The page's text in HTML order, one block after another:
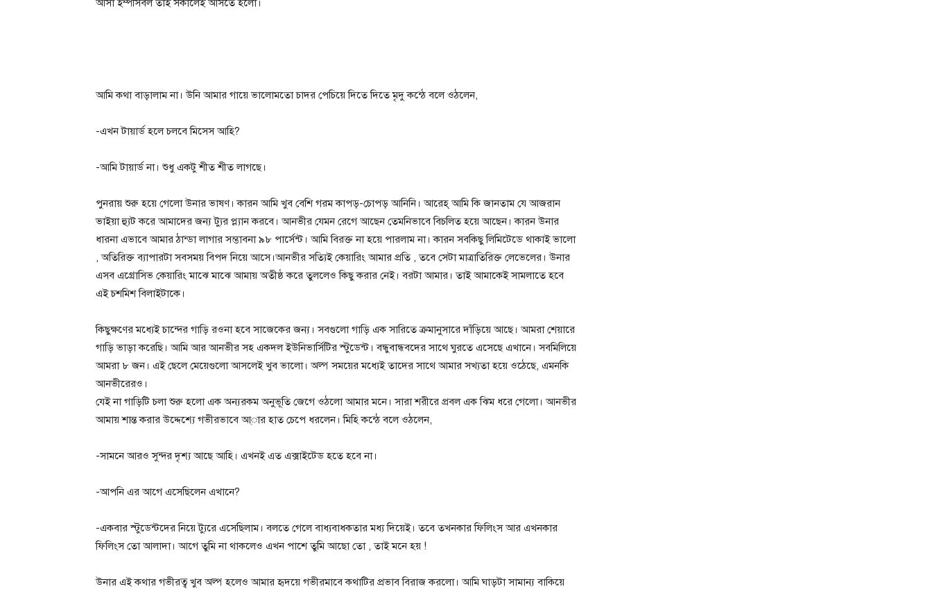
আসা ইম্পসিবল তাই সকালেই আসতে হলো।
আমি কথা বাড়ালাম না। উনি আমার গায়ে ভালোমতো চাদর পেচিয়ে দিতে দিতে মৃদু কন্ঠে বলে ওঠলেন,
-এখন টায়ার্ড হলে চলবে মিসেস আহি?
-আমি টায়ার্ড না। শুধু একটু শীত শীত লাগছে।
পুনরায় শুরু হয়ে গেলো উনার ভাষণ। কারন আমি খুব বেশি গরম কাপড়-চোপড় আনিনি। আরেহ্ আমি কি জানতাম যে আজরান
ভাইয়া হ্যুট করে আমাদের জন্য ট্যুর প্ল্যান করবে। আনভীর যেমন রেগে আছেন তেমনিভাবে বিচলিত হয়ে আছেন। কারন উনার
ধারনা এভাবে আমার ঠান্ডা লাগার সম্ভাবনা ৯৮ পার্সেন্ট। আমি বিরক্ত না হয়ে পারলাম না। কারন সবকিছু লিমিটেডে থাকাই ভালো
, অতিরিক্ত ব্যাপারটা সবসময় বিপদ নিয়ে আসে।আনভীর সত্যিই কেয়ারিং আমার প্রতি , তবে সেটা মাত্রাতিরিক্ত লেভেলের। উনার
এসব এগ্রোসিভ কেয়ারিং মাঝে মাঝে আমায় অতীষ্ঠ করে তুললেও কিছু করার নেই। বরটা আমার। তাই আমাকেই সামলাতে হবে
এই চশমিশ বিলাইটাকে।
কিছুক্ষণের মধ্যেই চান্দের গাড়ি রওনা হবে সাজেকের জন্য। সবগুলো গাড়ি এক সারিতে ক্রমানুসারে দাঁড়িয়ে আছে। আমরা শেয়ারে
গাড়ি ভাড়া করেছি। আমি আর আনভীর সহ একদল ইউনিভার্সিটির স্টুডেন্ট। বন্ধুবান্ধবদের সাথে ঘুরতে এসেছে এখানে। সবমিলিয়ে
আমরা ৮ জন। এই ছেলে মেয়েগুলো আসলেই খুব ভালো। অল্প সময়ের মধ্যেই তাদের সাথে আমার সখ্যতা হয়ে ওঠেছে, এমনকি
আনভীরেরও।
যেই না গাড়িটি চলা শুরু হলো এক অন্যরকম অনুভূতি জেগে ওঠলো আমার মনে। সারা শরীরে প্রবল এক ঝিম ধরে গেলো। আনভীর
আমায় শান্ত করার উদ্দেশ্যে গভীরভাবে আ্ার হাত চেপে ধরলেন। মিহি কন্ঠে বলে ওঠলেন,
-সামনে আরও সুন্দর দৃশ্য আছে আহি। এখনই এত এক্সাইটেড হতে হবে না।
-আপনি এর আগে এসেছিলেন এখানে?
-একবার স্টুডেন্টদের নিয়ে ট্যুরে এসেছিলাম। বলতে গেলে বাধ্যবাধকতার মধ্য দিয়েই। তবে তখনকার ফিলিংস আর এখনকার
ফিলিংস তো আলাদা। আগে তুমি না থাকলেও এখন পাশে তুমি আছো তো , তাই মনে হয় !
উনার এই কথার গভীরত্ব খুব অল্প হলেও আমার হৃদয়ে গভীরমাবে কথাটির প্রভাব বিরাজ করলো। আমি ঘাড়টা সামান্য বাকিয়ে